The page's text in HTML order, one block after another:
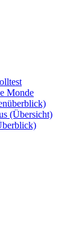
Monde
(Übersicht)